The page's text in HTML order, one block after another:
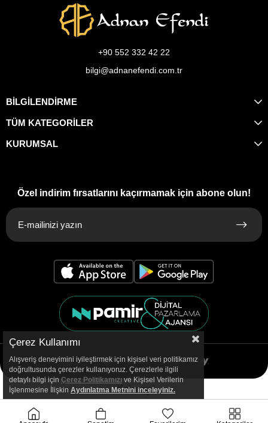
+90 552 332 42 22
bilgi@adnanefendi.com.tr
BİLGİLENDİRME
TÜM KATEGORİLER
KURUMSAL
Özel indirim fırsatlarını kaçırmamak için abone olun!
Çerez Kullanımı
Alışveriş deneyimini iyileştirmek için kişisel veri politikamız
doğrultusunda çerezler kullanıyoruz. Çerezlerle ilgili
detaylı bilgi için Çerez Politikamızı ve Kişisel Verilerin
İşlenmesine İlişkin Aydınlatma Metnini inceleyiniz.